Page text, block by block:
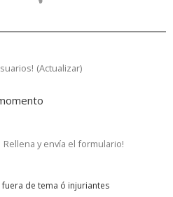
(Actualizar)
Rellena y envía el formulario!
de tema ó injuriantes